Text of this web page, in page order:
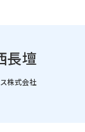
長壇
株式会社